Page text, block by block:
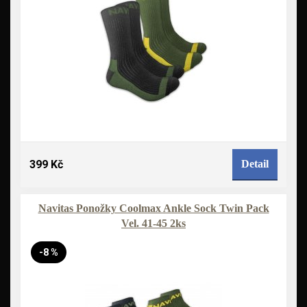
399 Kč Detail
Navitas Ponožky Coolmax Ankle Sock Twin Pack
Vel. 41-45 2ks
-8 %